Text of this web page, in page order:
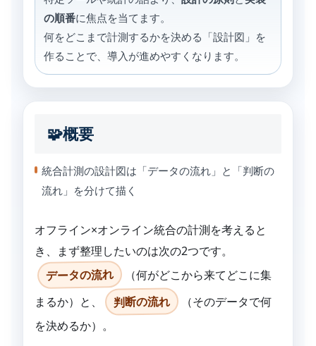
の順番に焦点を当てます。
何をどこまで計測するかを決める「設計図」を
作ることで、導入が進めやすくなります。
🧩概要
統合計測の設計図は「データの流れ」と「判断の
流れ」を分けて描く
オフライン×オンライン統合の計測を考えると
き、まず整理したいのは次の2つです。
データの流れ
（何がどこから来てどこに集
まるか）と、
判断の流れ
（そのデータで何
を決めるか）。